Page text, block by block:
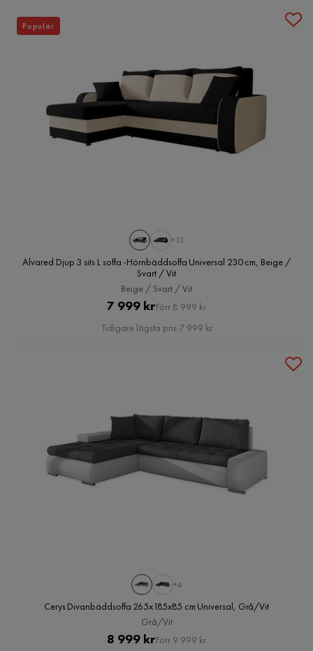
+13
Alvared Djup 3 sits L soffa -Hörnbäddsoffa Universal 230 cm, Beige /
Svart / Vit
Beige / Svart / Vit
Pris
7 999 krOriginal
Pris
Förr 8 999 kr
Tidigare lägsta pris 7 999 kr
Populär
+4
Cerys Divanbäddsoffa 265x185x85 cm Universal, Grå/Vit
Grå/Vit
Pris
8 999 krOriginal
Förr 9 999 kr